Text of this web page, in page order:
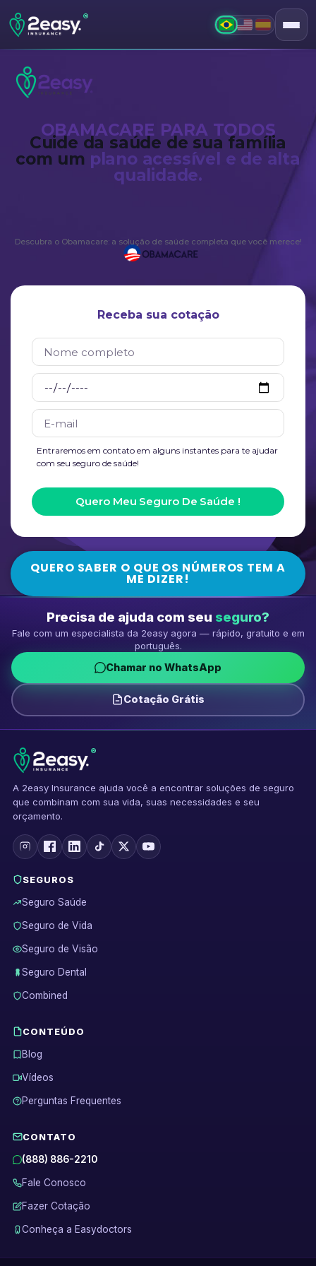
®
OBAMACARE PARA TODOS
Cuide da saúde de sua família
com um plano acessível e de alta
qualidade.
Descubra o Obamacare: a solução de saúde completa que você merece!
Receba sua cotação
Entraremos em contato em alguns instantes para te ajudar
com seu seguro de saúde!
Quero Meu Seguro De Saúde !
QUERO SABER O QUE OS NÚMEROS TEM A
ME DIZER!
Precisa de ajuda com seu seguro?
Fale com um especialista da 2easy agora — rápido, gratuito e em
português.
Chamar no WhatsApp
Cotação Grátis
®
A 2easy Insurance ajuda você a encontrar soluções de seguro
que combinam com sua vida, suas necessidades e seu
orçamento.
SEGUROS
Seguro Saúde
Seguro de Vida
Seguro de Visão
Seguro Dental
Combined
CONTEÚDO
Blog
Vídeos
Perguntas Frequentes
CONTATO
(888) 886-2210
Fale Conosco
Fazer Cotação
Conheça a Easydoctors